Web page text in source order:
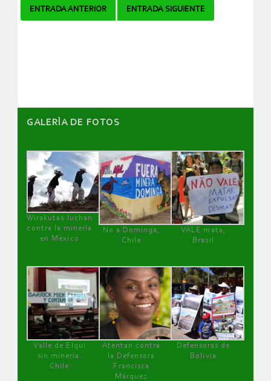
Navegador
ENTRADA ANTERIOR ENTRADA SIGUIENTE
GALERÌA DE FOTOS
Wirakutas luchan
contra la minería
en México
No a Dominga,
Chile
VALE mata,
Brasil
Valle de Elqui
sin minería.
Chile
Atentan contra
la Defensora
Francisca
Márquez
Defensoras de
Bolivia